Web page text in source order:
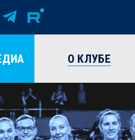
О КЛУБЕ